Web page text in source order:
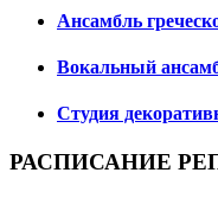
Ансамбль
Вокальный
Студия
РАСПИСАНИЕ